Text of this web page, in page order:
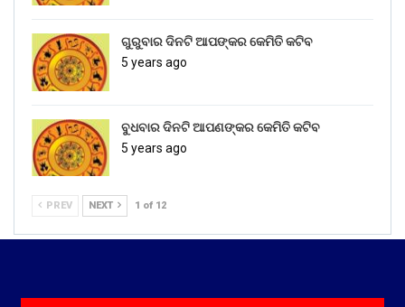
ଗୁରୁବାର ଦିନଟି ଆପଙ୍କର କେମିତି କଟିବ
5 years ago
ବୁଧବାର ଦିନଟି ଆପଣଙ୍କର କେମିତି କଟିବ
5 years ago
PREV NEXT 1 of 12